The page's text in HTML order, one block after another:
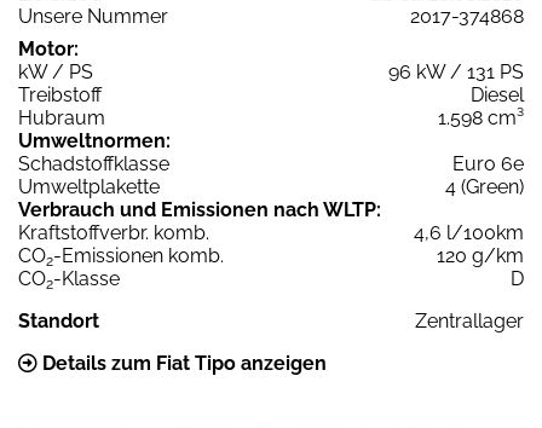
Unsere Nummer
2017-374868
Motor:
kW / PS
96 kW / 131 PS
Treibstoff
Diesel
Hubraum
1.598 cm³
Umweltnormen:
Schadstoffklasse
Euro 6e
Umweltplakette
4 (Green)
Verbrauch und Emissionen nach WLTP:
Kraftstoffverbr. komb.
4,6 l/100km
CO2-Emissionen komb.
120 g/km
CO2-Klasse
D
Standort
Zentrallager
Details zum Fiat Tipo anzeigen